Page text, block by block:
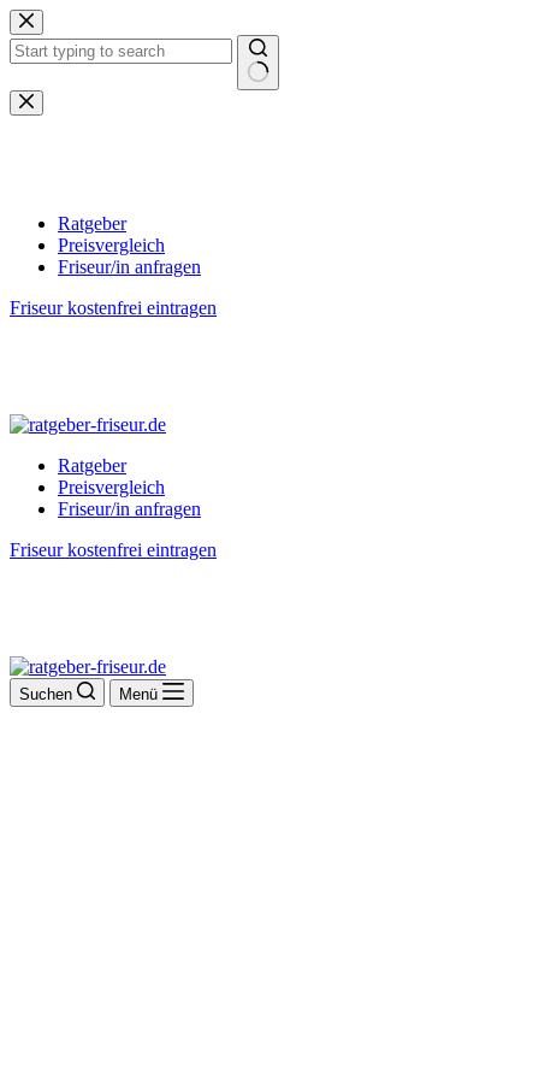
Zum
Inhalt
springen
Keine
Ergebnisse
Ratgeber
Preisvergleich
Friseur/in anfragen
Friseur kostenfrei eintragen
Ratgeber
Preisvergleich
Friseur/in anfragen
Friseur kostenfrei eintragen
Suchen Menü